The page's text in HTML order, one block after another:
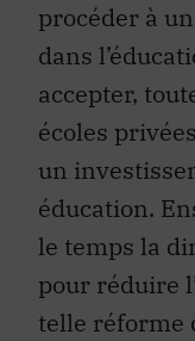
procéder à
dans
accepter,
écoles
un
éducation.
le temps la
pour réduire
telle réforme